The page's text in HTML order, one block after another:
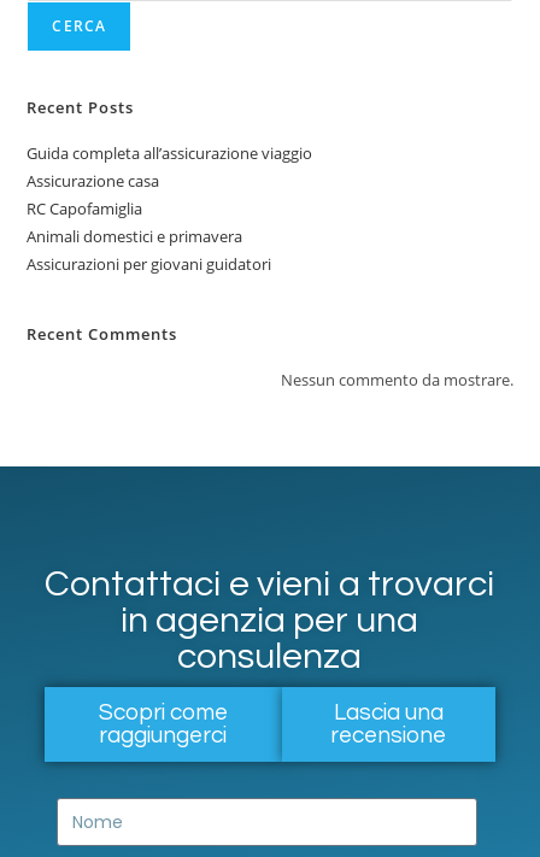
CERCA
Recent Posts
Guida completa all’assicurazione viaggio
Assicurazione casa
RC Capofamiglia
Animali domestici e primavera
Assicurazioni per giovani guidatori
Recent Comments
Nessun commento da mostrare.
Contattaci e vieni a trovarci
in agenzia per una
consulenza
Scopri come
raggiungerci
Lascia una
recensione